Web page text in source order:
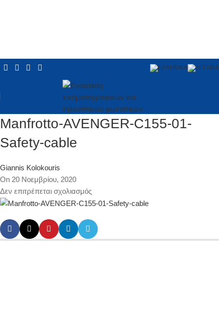
Manfrotto-AVENGER-C155-01-
Safety-cable
Giannis Kolokouris
On 20 Νοεμβρίου, 2020
Δεν επιτρέπεται σχολιασμός